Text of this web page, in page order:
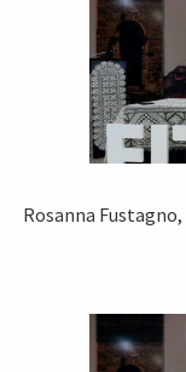
Rosanna